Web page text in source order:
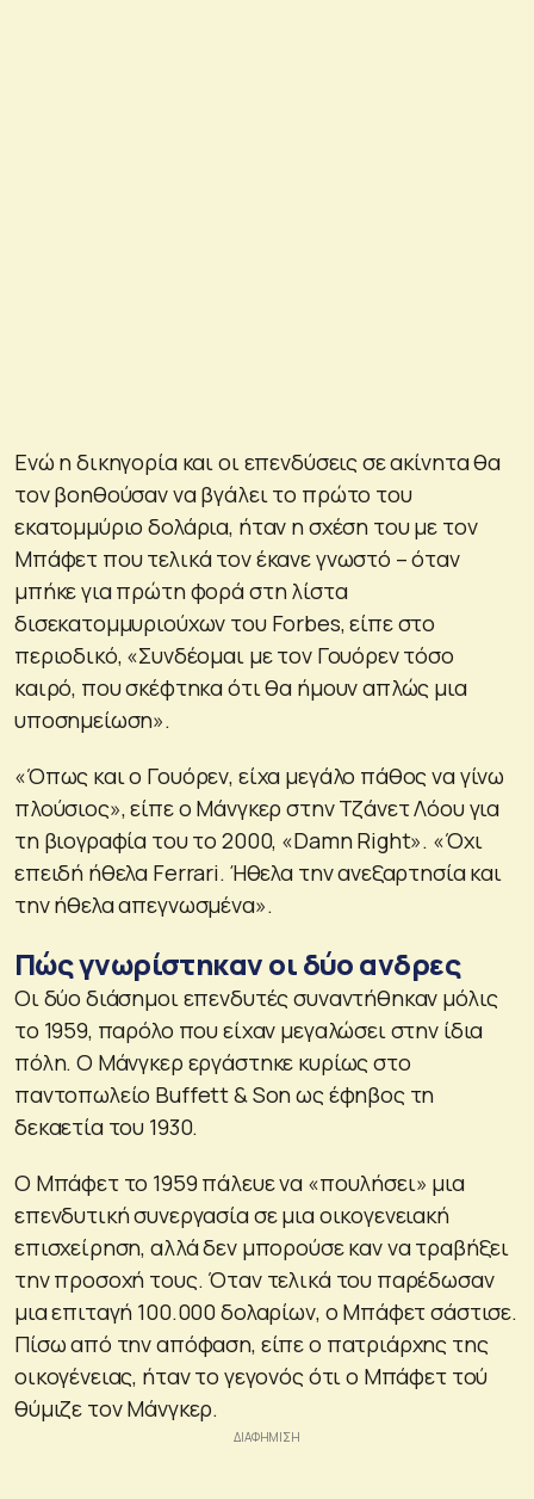
Ενώ η δικηγορία και οι επενδύσεις σε ακίνητα θα
τον βοηθούσαν να βγάλει το πρώτο του
εκατομμύριο δολάρια, ήταν η σχέση του με τον
Μπάφετ που τελικά τον έκανε γνωστό – όταν
μπήκε για πρώτη φορά στη λίστα
δισεκατομμυριούχων του Forbes, είπε στο
περιοδικό, «Συνδέομαι με τον Γουόρεν τόσο
καιρό, που σκέφτηκα ότι θα ήμουν απλώς μια
υποσημείωση».
«Όπως και ο Γουόρεν, είχα μεγάλο πάθος να γίνω
πλούσιος», είπε ο Μάνγκερ στην Τζάνετ Λόου για
τη βιογραφία του το 2000, «Damn Right». «Όχι
επειδή ήθελα Ferrari. Ήθελα την ανεξαρτησία και
την ήθελα απεγνωσμένα».
Πώς γνωρίστηκαν οι δύο ανδρες
Οι δύο διάσημοι επενδυτές συναντήθηκαν μόλις
το 1959, παρόλο που είχαν μεγαλώσει στην ίδια
πόλη. Ο Μάνγκερ εργάστηκε κυρίως στο
παντοπωλείο Buffett & Son ως έφηβος τη
δεκαετία του 1930.
Ο Μπάφετ το 1959 πάλευε να «πουλήσει» μια
επενδυτική συνεργασία σε μια οικογενειακή
επισχείρηση, αλλά δεν μπορούσε καν να τραβήξει
την προσοχή τους. Όταν τελικά του παρέδωσαν
μια επιταγή 100.000 δολαρίων, ο Μπάφετ σάστισε.
Πίσω από την απόφαση, είπε ο πατριάρχης της
οικογένειας, ήταν το γεγονός ότι ο Μπάφετ τού
θύμιζε τον Μάνγκερ.